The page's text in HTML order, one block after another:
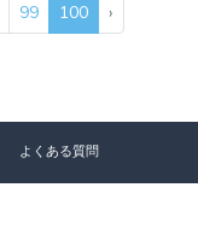
99 100 ›
よくある質問